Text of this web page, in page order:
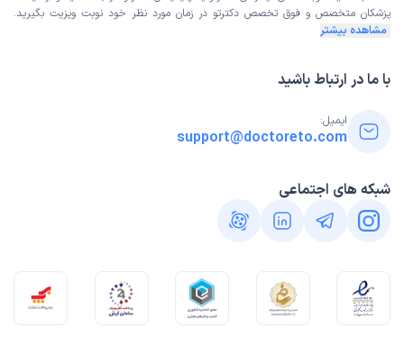
پزشکان متخصص و فوق تخصص دکترتو در زمان مورد نظر خود نوبت ویزیت بگیرید.
مشاهده بیشتر
با ما در ارتباط باشید
ایمیل:
support@doctoreto.com
شبکه های اجتماعی